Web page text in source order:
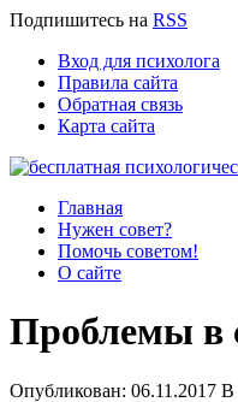
Подпишитесь на RSS
Вход для психолога
Правила сайта
Обратная связь
Карта сайта
Главная
Нужен совет?
Помочь советом!
О сайте
Проблемы в
Опубликован: 06.11.2017 В